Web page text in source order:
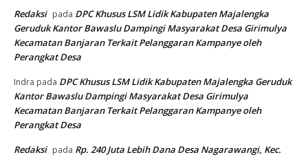
Redaksi pada DPC Khusus LSM Lidik Kabupaten Majalengka
Geruduk Kantor Bawaslu Dampingi Masyarakat Desa Girimulya
Kecamatan Banjaran Terkait Pelanggaran Kampanye oleh
Perangkat Desa
Indra pada DPC Khusus LSM Lidik Kabupaten Majalengka Geruduk
Kantor Bawaslu Dampingi Masyarakat Desa Girimulya
Kecamatan Banjaran Terkait Pelanggaran Kampanye oleh
Perangkat Desa
Redaksi pada Rp. 240 Juta Lebih Dana Desa Nagarawangi, Kec.